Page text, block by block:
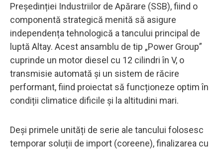
Președinției Industriilor de Apărare (SSB), fiind o
componentă strategică menită să asigure
independența tehnologică a tancului principal de
luptă Altay. Acest ansamblu de tip „Power Group”
cuprinde un motor diesel cu 12 cilindri în V, o
transmisie automată și un sistem de răcire
performant, fiind proiectat să funcționeze optim în
condiții climatice dificile și la altitudini mari.
Deși primele unități de serie ale tancului folosesc
temporar soluții de import (coreene), finalizarea cu